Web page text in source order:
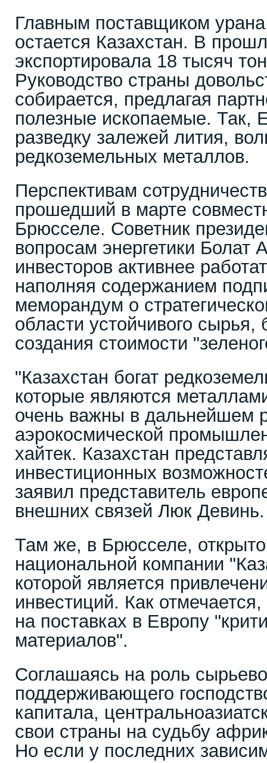
Главным поставщиком
остается Казахстан. В
экспортировала 18 тысяч
Руководство страны
собирается, предлагая
полезные ископаемые. Так,
разведку залежей лития,
редкоземельных металлов.
Перспективам
прошедший в марте
Брюсселе. Советник
вопросам энергетики Болат
инвесторов активнее
наполняя содержанием
меморандум о
области устойчивого сырья,
создания стоимости
"Казахстан богат
которые являются
очень важны в дальнейшем
аэрокосмической
хайтек. Казахстан
инвестиционных
заявил представитель
внешних связей Люк Девинь.
Там же, в Брюсселе, открыто
национальной компании
которой является
инвестиций. Как
на поставках в Европу
материалов".
Соглашаясь на роль
поддерживающего
капитала,
свои страны на судьбу
Но если у последних